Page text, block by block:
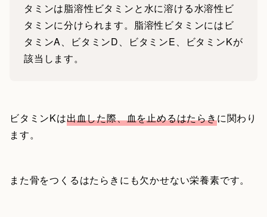
タミンは脂溶性ビタミンと水に溶ける水溶性ビ
タミンに分けられます。脂溶性ビタミンにはビ
タミンA、ビタミンD、ビタミンE、ビタミンKが
該当します。
ビタミンKは出血した際、血を止めるはたらきに関わり
ます。
また骨をつくるはたらきにも欠かせない栄養素です。